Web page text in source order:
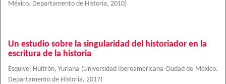
México. Departamento de Historia, 2010)
Un estudio sobre la singularidad del historiador en la
escritura de la historia
Esquivel Huitrón, Yuriana (Universidad Iberoamericana Ciudad de México.
Departamento de Historia, 2017)